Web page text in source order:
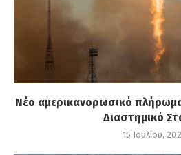
Νέο αμερικανορωσικό
Διαστημικό
15 Ιουλίου,